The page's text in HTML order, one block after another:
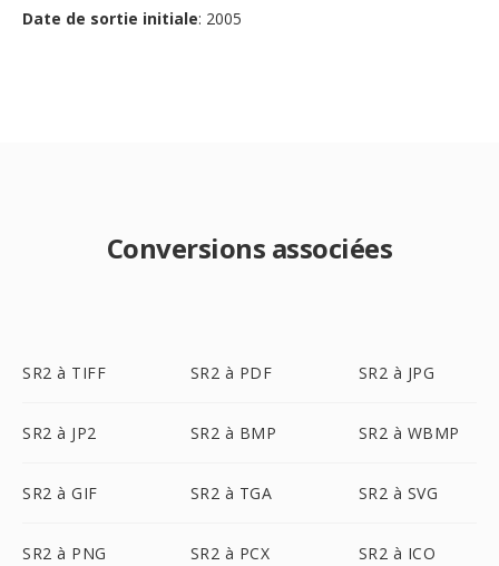
Date de sortie initiale: 2005
Conversions associées
SR2 à TIFF SR2 à PDF SR2 à JPG
SR2 à JP2 SR2 à BMP SR2 à WBMP
SR2 à GIF SR2 à TGA SR2 à SVG
SR2 à PNG SR2 à PCX SR2 à ICO